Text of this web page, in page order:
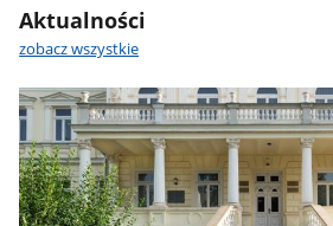
Aktualności
zobacz wszystkie